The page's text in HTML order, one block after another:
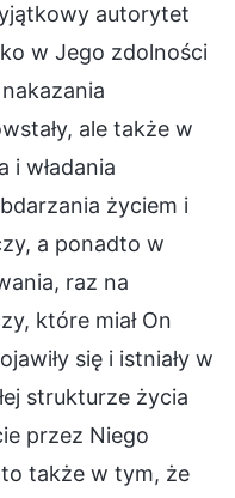
autorytet
w Jego zdolności
ale także w
i władania
życiem i
a ponadto w
raz na
które miał On
się i istniały w
strukturze życia
przez Niego
także w tym, że